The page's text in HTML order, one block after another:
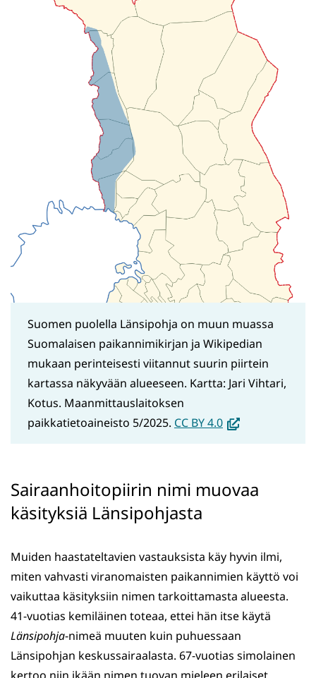
Suomen puolella Länsipohja on muun muassa
Suomalaisen paikannimikirjan ja Wikipedian
mukaan perinteisesti viitannut suurin piirtein
kartassa näkyvään alueeseen. Kartta: Jari Vihtari,
Kotus. Maanmittauslaitoksen
paikkatietoaineisto 5/2025. CC BY 4.0(avautuu
toiseen
Sairaanhoitopiirin nimi muovaa
käsityksiä Länsipohjasta
Muiden haastateltavien vastauksista käy hyvin ilmi,
miten vahvasti viranomaisten paikannimien käyttö voi
vaikuttaa käsityksiin nimen tarkoittamasta alueesta.
41-vuotias kemiläinen toteaa, ettei hän itse käytä
Länsipohja-nimeä muuten kuin puhuessaan
Länsipohjan keskussairaalasta. 67-vuotias simolainen